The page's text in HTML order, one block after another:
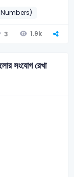
Numbers)
3 1.9k
সংযোগ রেখা